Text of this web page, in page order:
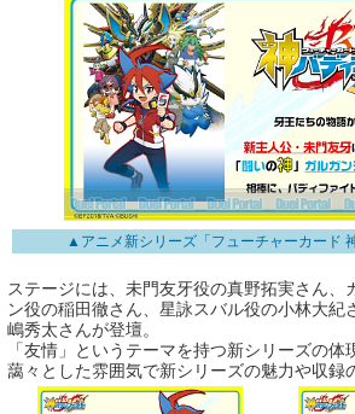
▲アニメ新シリーズ「フューチャーカード
ステージには、未門友牙役の真野拓実さん、
ン役の稲田徹さん、星詠スバル役の小林大紀
嶋秀太さんが登壇。
「友情」というテーマを持つ新シリーズの体
藹々とした雰囲気で新シリーズの魅力や収録